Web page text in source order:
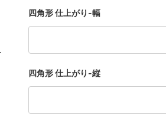
四角形 仕上がり-幅
四角形 仕上がり-縦